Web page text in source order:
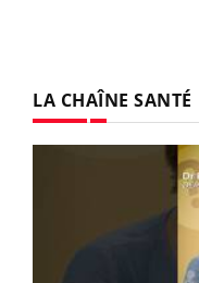
LA CHAÎNE SANTÉ